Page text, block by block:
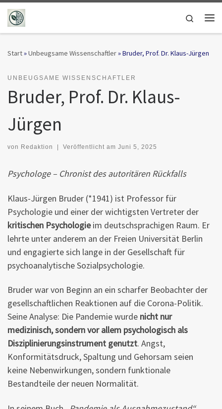
Zum Inhalt springen
Search
Start»Unbeugsame Wissenschaftler»Bruder, Prof. Dr. Klaus-Jürgen
UNBEUGSAME WISSENSCHAFTLER
Bruder, Prof. Dr. Klaus-
Jürgen
von Redaktion Veröffentlicht am Juni 5, 2025
Psychologe – Chronist des autoritären Rückfalls
Klaus-Jürgen Bruder (*1941) ist Professor für
Psychologie und einer der wichtigsten Vertreter der
kritischen Psychologieim deutschsprachigen Raum. Er
lehrte unter anderem an der Freien Universität Berlin
und engagierte sich lange in der Gesellschaft für
psychoanalytische Sozialpsychologie.
Bruder war von Beginn an ein scharfer Beobachter der
gesellschaftlichen Reaktionen auf die Corona-Politik.
Seine Analyse: Die Pandemie wurde nicht nur
medizinisch, sondern vor allem psychologisch als
Disziplinierungsinstrument genutzt. Angst,
Konformitätsdruck, Spaltung und Gehorsam seien
keine Nebenwirkungen, sondern funktionale
Bestandteile der neuen Normalität.